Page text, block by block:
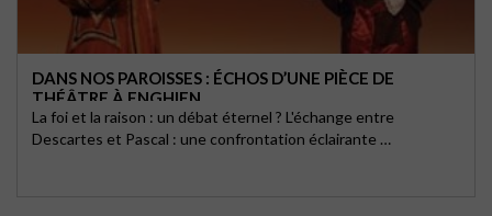
DANS NOS PAROISSES : ÉCHOS D’UNE PIÈCE DE
THÉÂTRE À ENGHIEN
La foi et la raison : un débat éternel ? L'échange entre
Descartes et Pascal : une confrontation éclairante …